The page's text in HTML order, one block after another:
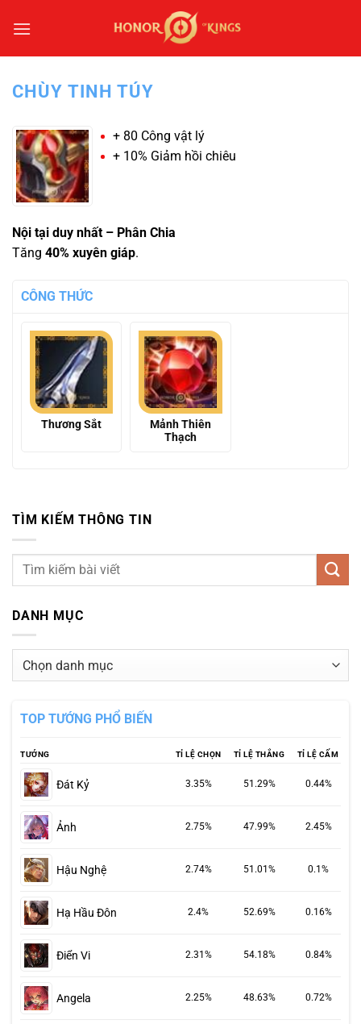
qua
CHÙY TINH TÚY
+ 80 Công vật lý
+ 10% Giảm hồi chiêu
Nội tại duy nhất – Phân Chia
Tăng 40% xuyên giáp.
CÔNG THỨC
Thương Sắt
Mảnh Thiên
Thạch
TÌM KIẾM THÔNG TIN
DANH MỤC
Danh
TOP TƯỚNG PHỔ BIẾN
TƯỚNG TỈ LỆ CHỌN TỈ LỆ THẮNG TỈ LỆ CẤM
Đát Kỷ 3.35% 51.29% 0.44%
Ảnh 2.75% 47.99% 2.45%
Hậu Nghệ 2.74% 51.01% 0.1%
Hạ Hầu Đôn 2.4% 52.69% 0.16%
Điển Vi 2.31% 54.18% 0.84%
Angela 2.25% 48.63% 0.72%